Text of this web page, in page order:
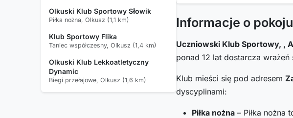
Informacje o pokoju
Uczniowski Klub Sportowy, ,
ponad 12 lat dostarcza
Klub mieści się pod adresem
dyscyplinami:
Piłka nożna – Piłka nożna
Olkuski Klub Sportowy Słowik
Piłka nożna, Olkusz (1,1 km)
Klub Sportowy Flika
Taniec współczesny, Olkusz (1,4 km)
Olkuski Klub Lekkoatletyczny
Dynamic
Biegi przełajowe, Olkusz (1,6 km)